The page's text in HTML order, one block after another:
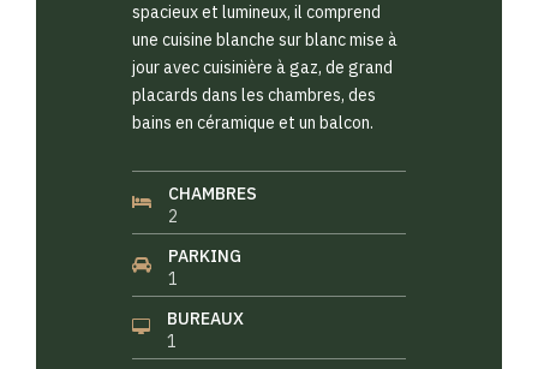
spacieux et lumineux, il comprend
une cuisine blanche sur blanc mise à
jour avec cuisinière à gaz, de grand
placards dans les chambres, des
bains en céramique et un balcon.
CHAMBRES
2
PARKING
1
BUREAUX
1